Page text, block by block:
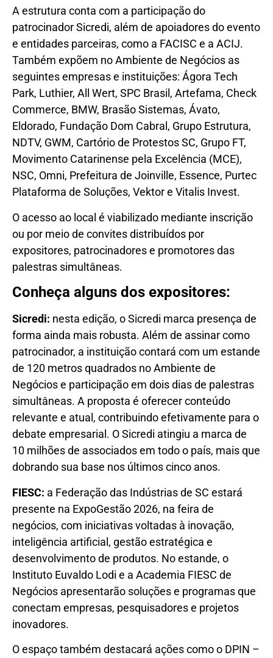
A estrutura conta com a participação do
patrocinador Sicredi, além de apoiadores do evento
e entidades parceiras, como a FACISC e a ACIJ.
Também expõem no Ambiente de Negócios as
seguintes empresas e instituições: Ágora Tech
Park, Luthier, All Wert, SPC Brasil, Artefama, Check
Commerce, BMW, Brasão Sistemas, Ávato,
Eldorado, Fundação Dom Cabral, Grupo Estrutura,
NDTV, GWM, Cartório de Protestos SC, Grupo FT,
Movimento Catarinense pela Excelência (MCE),
NSC, Omni, Prefeitura de Joinville, Essence, Purtec
Plataforma de Soluções, Vektor e Vitalis Invest.
O acesso ao local é viabilizado mediante inscrição
ou por meio de convites distribuídos por
expositores, patrocinadores e promotores das
palestras simultâneas.
Conheça alguns dos expositores:
Sicredi: nesta edição, o Sicredi marca presença de
forma ainda mais robusta. Além de assinar como
patrocinador, a instituição contará com um estande
de 120 metros quadrados no Ambiente de
Negócios e participação em dois dias de palestras
simultâneas. A proposta é oferecer conteúdo
relevante e atual, contribuindo efetivamente para o
debate empresarial. O Sicredi atingiu a marca de
10 milhões de associados em todo o país, mais que
dobrando sua base nos últimos cinco anos.
FIESC: a Federação das Indústrias de SC estará
presente na ExpoGestão 2026, na feira de
negócios, com iniciativas voltadas à inovação,
inteligência artificial, gestão estratégica e
desenvolvimento de produtos. No estande, o
Instituto Euvaldo Lodi e a Academia FIESC de
Negócios apresentarão soluções e programas que
conectam empresas, pesquisadores e projetos
inovadores.
O espaço também destacará ações como o DPIN –